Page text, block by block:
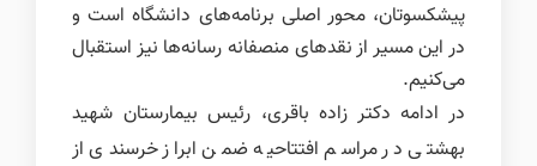
پیشکسوتان، محور اصلی برنامه‌های دانشگاه است و
در این مسیر از نقدهای منصفانه رسانه‌ها نیز استقبال
می‌کنیم.
در ادامه دکتر زاده باقری، رئیس بیمارستان شهید
بهشتی در مراسم افتتاحیه ضمن ابراز خرسندی از